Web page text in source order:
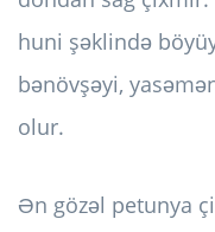
huni şəklində
bənövşəyi,
olur.
Ən gözəl petunya